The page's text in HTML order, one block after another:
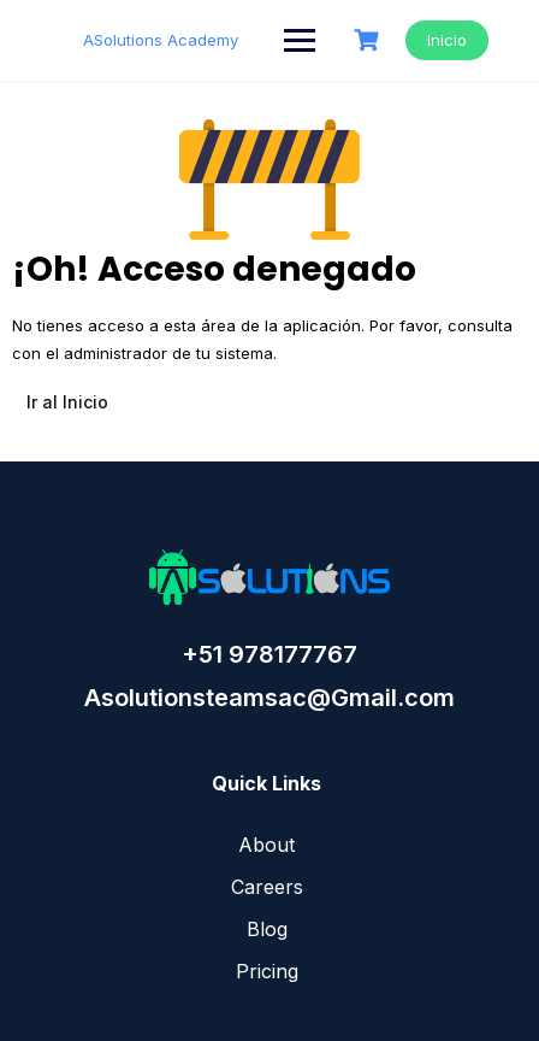
ASolutions Academy Inicio
¡Oh! Acceso denegado
No tienes acceso a esta área de la aplicación. Por favor, consulta
con el administrador de tu sistema.
Ir al Inicio
+51 978177767
Asolutionsteamsac@Gmail.com
Quick Links
About
Careers
Blog
Pricing